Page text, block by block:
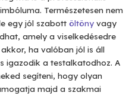
Természetesen nem
egy jól szabott öltöny vagy
amely a viselkedésedre
ha valóban jól is áll
igazodik a testalkatodhoz. A
segíteni, hogy olyan
majd a szakmai